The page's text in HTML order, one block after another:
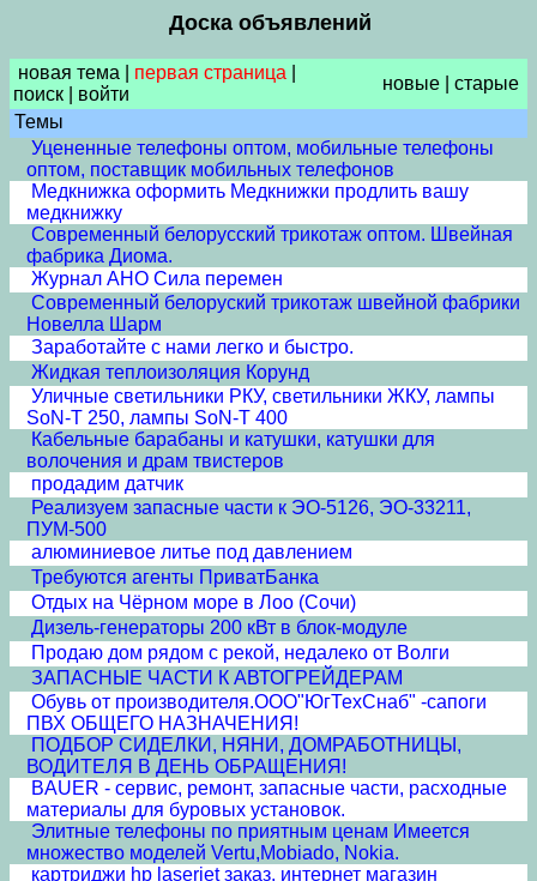
Доска объявлений
новая тема первая страница
поиск
войти
новые
старые
Темы
Уцененные телефоны оптом, мобильные телефоны
оптом, поставщик мобильных телефонов
Медкнижка оформить Медкнижки продлить вашу
медкнижку
Современный белорусский трикотаж оптом. Швейная
фабрика Диома.
Журнал АНО Сила перемен
Современный белоруский трикотаж швейной фабрики
Новелла Шарм
Заработайте с нами легко и быстро.
Жидкая теплоизоляция Корунд
Уличные светильники РКУ, светильники ЖКУ, лампы
SoN-T 250, лампы SoN-T 400
Кабельные барабаны и катушки, катушки для
волочения и драм твистеров
продадим датчик
Реализуем запасные части к ЭО-5126, ЭО-33211,
ПУМ-500
алюминиевое литье под давлением
Требуются агенты ПриватБанка
Отдых на Чёрном море в Лоо (Сочи)
Дизель-генераторы 200 кВт в блок-модуле
Продаю дом рядом с рекой, недалеко от Волги
ЗАПАСНЫЕ ЧАСТИ К АВТОГРЕЙДЕРАМ
Обувь от производителя.ООО"ЮгТехСнаб" -сапоги
ПВХ ОБЩЕГО НАЗНАЧЕНИЯ!
ПОДБОР СИДЕЛКИ, НЯНИ, ДОМРАБОТНИЦЫ,
ВОДИТЕЛЯ В ДЕНЬ ОБРАЩЕНИЯ!
BAUER - сервис, ремонт, запасные части, расходные
материалы для буровых установок.
Элитные телефоны по приятным ценам Имеется
множество моделей Vertu,Mobiado, Nokia.
картриджи hp laserjet заказ, интернет магазин